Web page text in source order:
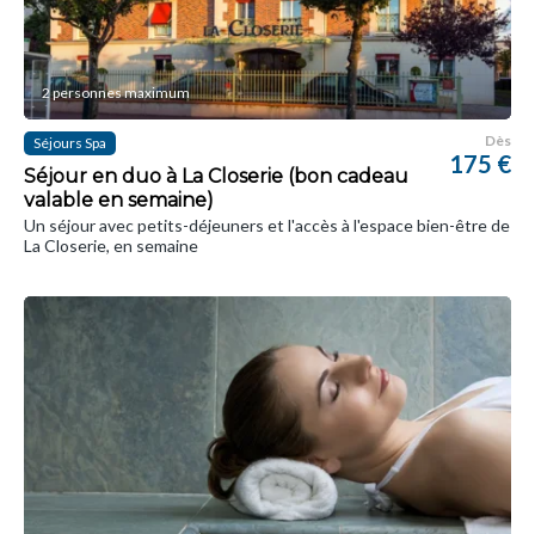
2 personnes maximum
Séjours Spa
Séjour en duo à La Closerie (bon cadeau
valable en semaine)
Dès
175 €
Un séjour avec petits-déjeuners et l'accès à l'espace bien-être de
La Closerie, en semaine